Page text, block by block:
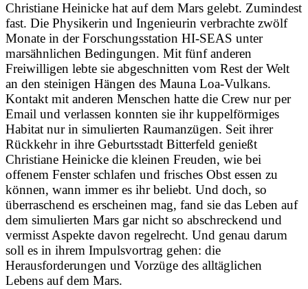
Christiane Heinicke hat auf dem Mars gelebt. Zumindest
fast. Die Physikerin und Ingenieurin verbrachte zwölf
Monate in der Forschungsstation HI-SEAS unter
marsähnlichen Bedingungen. Mit fünf anderen
Freiwilligen lebte sie abgeschnitten vom Rest der Welt
an den steinigen Hängen des Mauna Loa-Vulkans.
Kontakt mit anderen Menschen hatte die Crew nur per
Email und verlassen konnten sie ihr kuppelförmiges
Habitat nur in simulierten Raumanzügen. Seit ihrer
Rückkehr in ihre Geburtsstadt Bitterfeld genießt
Christiane Heinicke die kleinen Freuden, wie bei
offenem Fenster schlafen und frisches Obst essen zu
können, wann immer es ihr beliebt. Und doch, so
überraschend es erscheinen mag, fand sie das Leben auf
dem simulierten Mars gar nicht so abschreckend und
vermisst Aspekte davon regelrecht. Und genau darum
soll es in ihrem Impulsvortrag gehen: die
Herausforderungen und Vorzüge des alltäglichen
Lebens auf dem Mars.